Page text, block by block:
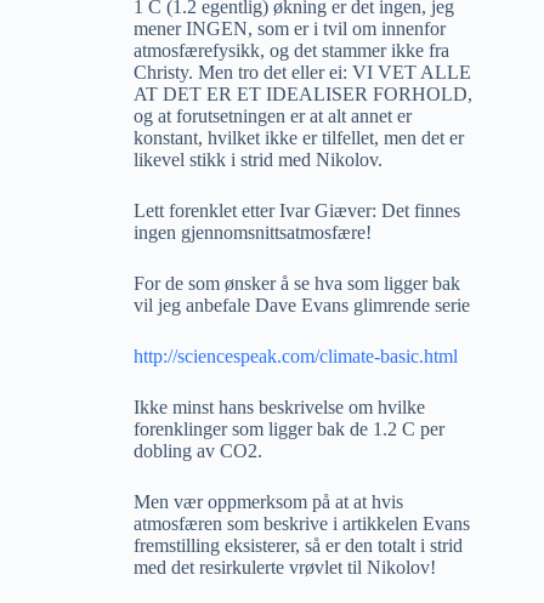
1 C (1.2 egentlig) økning er det ingen, jeg
mener INGEN, som er i tvil om innenfor
atmosfærefysikk, og det stammer ikke fra
Christy. Men tro det eller ei: VI VET ALLE
AT DET ER ET IDEALISER FORHOLD,
og at forutsetningen er at alt annet er
konstant, hvilket ikke er tilfellet, men det er
likevel stikk i strid med Nikolov.
Lett forenklet etter Ivar Giæver: Det finnes
ingen gjennomsnittsatmosfære!
For de som ønsker å se hva som ligger bak
vil jeg anbefale Dave Evans glimrende serie
http://sciencespeak.com/climate-basic.html
Ikke minst hans beskrivelse om hvilke
forenklinger som ligger bak de 1.2 C per
dobling av CO2.
Men vær oppmerksom på at at hvis
atmosfæren som beskrive i artikkelen Evans
fremstilling eksisterer, så er den totalt i strid
med det resirkulerte vrøvlet til Nikolov!